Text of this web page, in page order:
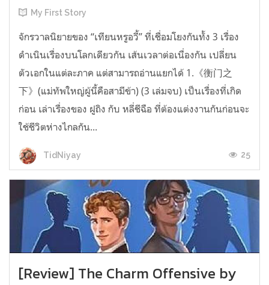
My First Story
จักรวาลนิยายของ “เทียนหรูอวี้” ที่เชื่อมโยงกันทั้ง 3 เรื่อง
ดำเนินเรื่องบนโลกเดียวกัน เส้นเวลาต่อเนื่องกัน เปลี่ยน
ตัวเอกในแต่ละภาค แต่สามารถอ่านแยกได้ 1.《衡门之
下》(แม่ทัพใหญ่ผู้นี้คือสามีข้า) (3 เล่มจบ) เป็นเรื่องที่เกิด
ก่อน เล่าเรื่องของ ฝูถิง กับ หลี่ชีฉือ ที่ต้องแต่งงานกันก่อนจะ
ใช้ชีวิตห่างไกลกัน...
TidNiyay 25
[Review] The Charm Offensive by